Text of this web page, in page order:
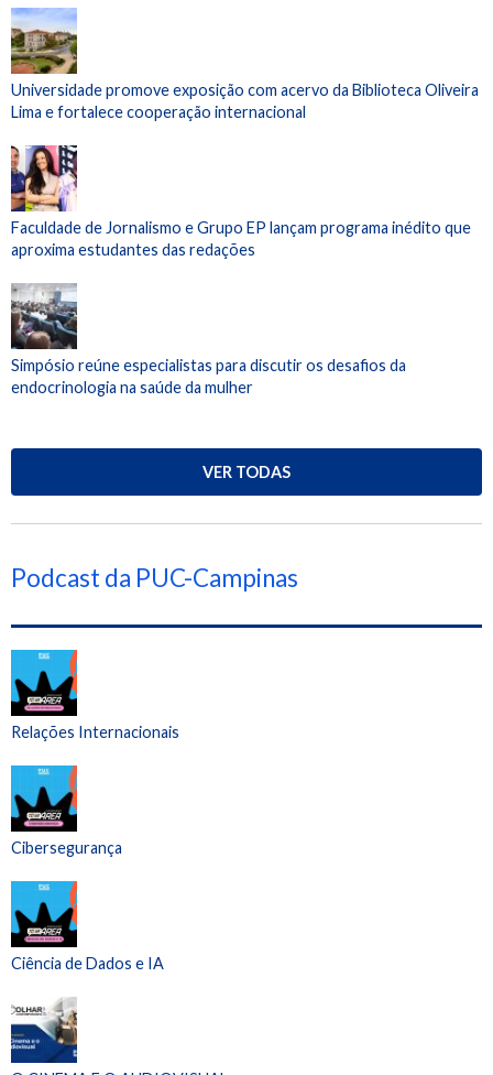
Universidade promove exposição com acervo da Biblioteca Oliveira
Lima e fortalece cooperação internacional
Faculdade de Jornalismo e Grupo EP lançam programa inédito que
aproxima estudantes das redações
Simpósio reúne especialistas para discutir os desafios da
endocrinologia na saúde da mulher
VER TODAS
Podcast da PUC-Campinas
Relações Internacionais
Cibersegurança
Ciência de Dados e IA